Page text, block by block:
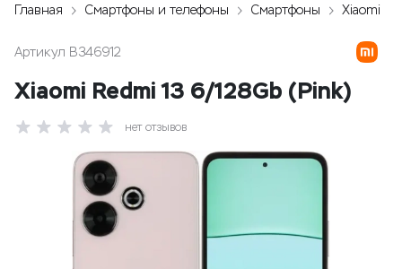
Главная Смартфоны и телефоны Смартфоны Xiaomi
Артикул B346912
Xiaomi Redmi 13 6/128Gb (Pink)
нет отзывов